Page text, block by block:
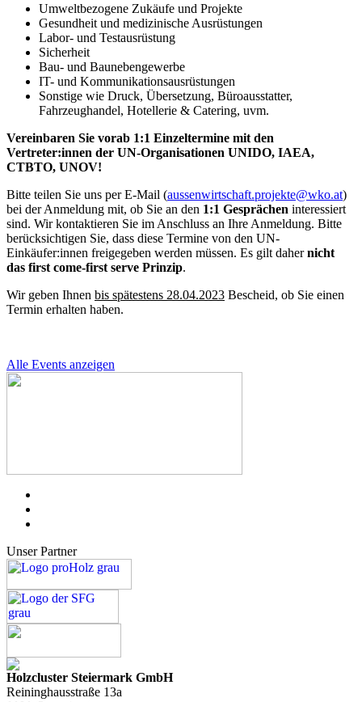
Umweltbezogene Zukäufe und Projekte
Gesundheit und medizinische Ausrüstungen
Labor- und Testausrüstung
Sicherheit
Bau- und Baunebengewerbe
IT- und Kommunikationsausrüstungen
Sonstige wie Druck, Übersetzung, Büroausstatter,
Fahrzeughandel, Hotellerie & Catering, uvm.
Vereinbaren Sie vorab 1:1 Einzeltermine mit den
Vertreter:innen der UN-Organisationen UNIDO, IAEA,
CTBTO, UNOV!
Bitte teilen Sie uns per E-Mail (aussenwirtschaft.projekte@wko.at)
bei der Anmeldung mit, ob Sie an den 1:1 Gesprächen interessiert
sind. Wir kontaktieren Sie im Anschluss an Ihre Anmeldung. Bitte
berücksichtigen Sie, dass diese Termine von den UN-
Einkäufer:innen freigegeben werden müssen. Es gilt dahernicht
das first come-first serve Prinzip.
Wir geben Ihnen bis spätestens 28.04.2023 Bescheid, ob Sie einen
Termin erhalten haben.
Alle Events anzeigen
Unser Partner
Holzcluster Steiermark GmbH
Reininghausstraße 13a